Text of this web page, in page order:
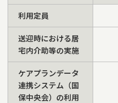
利用定員
送迎時における居
宅内介助等の実施
ケアプランデータ
連携システム（国
保中央会）の利用